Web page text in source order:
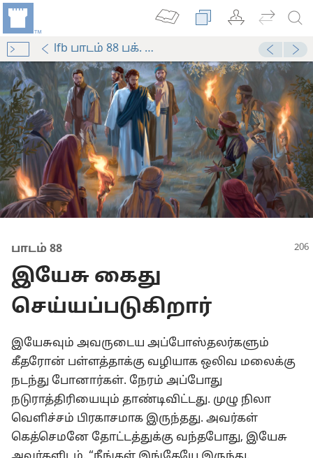
lfb பாடம் 88 பக். 206
செய்யப்படுகிறார்
1999
பாடம் 88
இயேசு கைது
செய்யப்படுகிறார்
இயேசுவும் அவருடைய அப்போஸ்தலர்களும்
கீதரோன் பள்ளத்தாக்கு வழியாக ஒலிவ மலைக்கு
நடந்து போனார்கள். நேரம் அப்போது
நடுராத்திரியையும் தாண்டிவிட்டது. முழு நிலா
வெளிச்சம் பிரகாசமாக இருந்தது. அவர்கள்
கெத்செமனே தோட்டத்துக்கு வந்தபோது, இயேசு